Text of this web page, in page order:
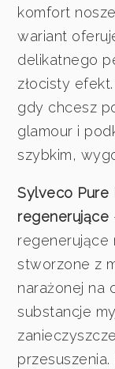
komfort
wariant
delikatnego
złocisty
gdy chcesz
glamour i
szybkim,
Sylveco
regenerujące
regenerujące
stworzone z
narażonej na
substancje